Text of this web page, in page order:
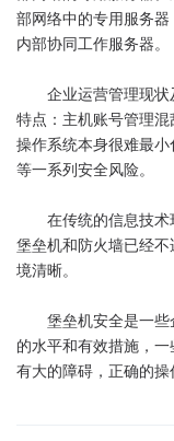
部网络中的专用服务
内部协同工作服务器。
企业运营管理现状
特点：主机账号管理
操作系统本身很难最
等一系列安全风险。
在传统的信息技术
堡垒机和防火墙已经
境清晰。
堡垒机安全是一些
的水平和有效措施，
有大的障碍，正确的操